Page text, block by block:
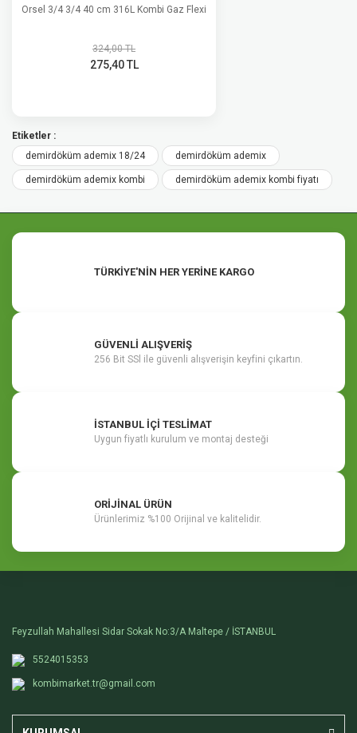
Orsel 3/4 3/4 40 cm 316L Kombi Gaz Flexi
324,00 TL
275,40 TL
Etiketler :
demirdöküm ademix 18/24
demirdöküm ademix
demirdöküm ademix kombi demirdöküm ademix kombi fiyatı
TÜRKİYE'NİN HER YERİNE KARGO
GÜVENLİ ALIŞVERİŞ
256 Bit SSl ile güvenli alışverişin keyfini çıkartın.
İSTANBUL İÇİ TESLİMAT
Uygun fiyatlı kurulum ve montaj desteği
ORİJİNAL ÜRÜN
Ürünlerimiz %100 Orijinal ve kalitelidir.
Feyzullah Mahallesi Sidar Sokak No:3/A Maltepe / İSTANBUL
5524015353
kombimarket.tr@gmail.com